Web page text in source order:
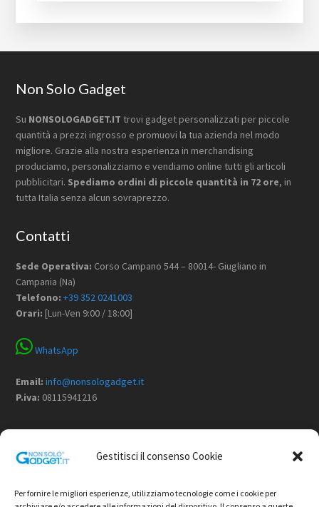
Gestitisci il consenso Cookie
Per fornire le migliori esperienze, utilizziamo tecnologie come i cookie per
Footer
Non Solo Gadget
Su NONSOLOGADGET.IT trovi gadget personalizzati per piccole
quantità a prezzi ingrosso e promuovi la tua azienda nel modo
migliore. Grazie alla nostra esperienza in merchandising
produciamo, personalizziamo e vendiamo online tutti gli articoli
pubblicitari. Spediamo ordini di piccole quantità in 72 ore, in
tutta Italia senza alcun sovraprezzo.
Contatti
Sede Operativa: Corso Campano 544 – 80014- Giugliano in
Campania (Na)
Telefono: +39 352 0241003
Orari: [Lun-Ven 9:00 / 18:00]
WhatsApp
Email: info@nonsologadget.it
P.iva: 08115941216
Menù
Home
Non Solo Gadget